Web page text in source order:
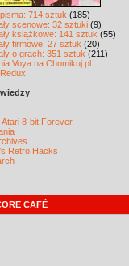
714 sztuk (185)
scenowe: 32 sztuki (9)
książkowe: 141 sztuk (55)
firmowe: 27 sztuk (20)
o grach: 351 sztuk (211)
Voya na Chomikuj.pl
8-bit Forever
Retro Hacks
CAFÉ